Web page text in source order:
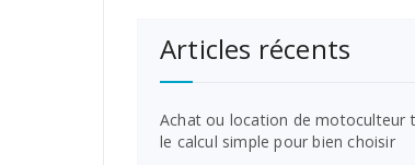
Articles récents
Achat ou location de motoculteur
le calcul simple pour bien choisir